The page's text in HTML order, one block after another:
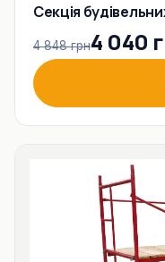
Секція
4 848 грн4 040